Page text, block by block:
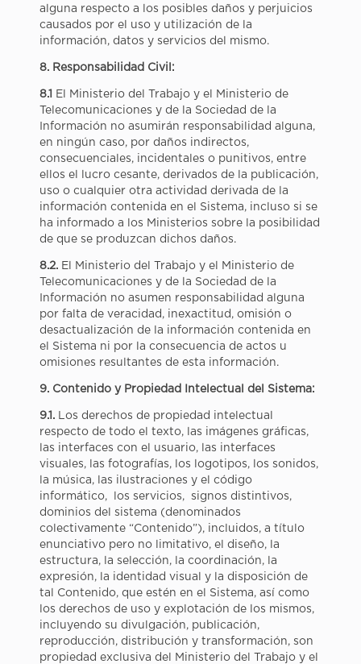
alguna respecto a los posibles daños y perjuicios
causados por el uso y utilización de la
información, datos y servicios del mismo.
8. Responsabilidad Civil:
8.1 El Ministerio del Trabajo y el Ministerio de
Telecomunicaciones y de la Sociedad de la
Información no asumirán responsabilidad alguna,
en ningún caso, por daños indirectos,
consecuenciales, incidentales o punitivos, entre
ellos el lucro cesante, derivados de la publicación,
uso o cualquier otra actividad derivada de la
información contenida en el Sistema, incluso si se
ha informado a los Ministerios sobre la posibilidad
de que se produzcan dichos daños.
8.2.El Ministerio del Trabajo y el Ministerio de
Telecomunicaciones y de la Sociedad de la
Información no asumen responsabilidad alguna
por falta de veracidad, inexactitud, omisión o
desactualización de la información contenida en
el Sistema ni por la consecuencia de actos u
omisiones resultantes de esta información.
9. Contenido y Propiedad Intelectual del Sistema:
9.1.Los derechos de propiedad intelectual
respecto de todo el texto, las imágenes gráficas,
las interfaces con el usuario, las interfaces
visuales, las fotografías, los logotipos, los sonidos,
la música, las ilustraciones y el código
informático, los servicios, signos distintivos,
dominios del sistema (denominados
colectivamente “Contenido”), incluidos, a título
enunciativo pero no limitativo, el diseño, la
estructura, la selección, la coordinación, la
expresión, la identidad visual y la disposición de
tal Contenido, que estén en el Sistema, así como
los derechos de uso y explotación de los mismos,
incluyendo su divulgación, publicación,
reproducción, distribución y transformación, son
propiedad exclusiva del Ministerio del Trabajo y el